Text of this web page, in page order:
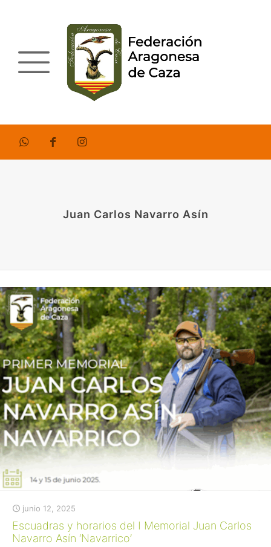
Juan Carlos Navarro Asín
junio 12, 2025
Escuadras y horarios del I Memorial Juan Carlos
Navarro Asín ‘Navarrico’